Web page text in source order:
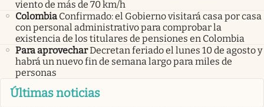
viento de más de 70 km/h
Colombia Confirmado: el Gobierno visitará casa por casa
con personal administrativo para comprobar la
existencia de los titulares de pensiones en Colombia
Para aprovecharDecretan feriado el lunes 10 de agosto y
habrá un nuevo fin de semana largo para miles de
personas
Últimas noticias